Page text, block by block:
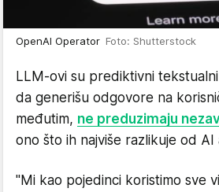
OpenAI Operator Foto: Shutterstock
LLM-ovi su prediktivni
da generišu odgovore na
međutim, ne preduzimaju
ono što ih najviše razlikuje od AI
"Mi kao pojedinci koristimo sve